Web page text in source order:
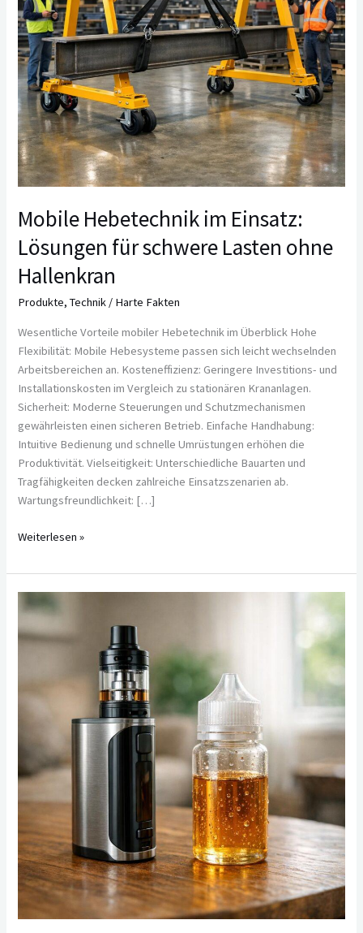
Mobile Hebetechnik im Einsatz:
Lösungen für schwere Lasten ohne
Hallenkran
Produkte,Technik / Harte Fakten
Wesentliche Vorteile mobiler Hebetechnik im Überblick Hohe
Flexibilität: Mobile Hebesysteme passen sich leicht wechselnden
Arbeitsbereichen an. Kosteneffizienz: Geringere Investitions- und
Installationskosten im Vergleich zu stationären Krananlagen.
Sicherheit: Moderne Steuerungen und Schutzmechanismen
gewährleisten einen sicheren Betrieb. Einfache Handhabung:
Intuitive Bedienung und schnelle Umrüstungen erhöhen die
Produktivität. Vielseitigkeit: Unterschiedliche Bauarten und
Tragfähigkeiten decken zahlreiche Einsatzszenarien ab.
Wartungsfreundlichkeit: […]
ohne
Hallenkran
Weiterlesen »
oder
Fake?
du
seriöse
Produkte